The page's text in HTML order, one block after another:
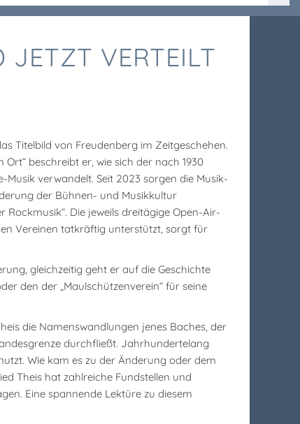
JETZT VERTEILT
Titelbild von Freudenberg im Zeitgeschehen.
beschreibt er, wie sich der nach 1930
verwandelt. Seit 2023 sorgen die Musik-
der Bühnen- und Musikkultur
Rockmusik“. Die jeweils dreitägige Open-Air-
Vereinen tatkräftig unterstützt, sorgt für
gleichzeitig geht er auf die Geschichte
den der „Maulschützenverein“ für seine
die Namenswandlungen jenes Baches, der
durchfließt. Jahrhundertelang
Wie kam es zu der Änderung oder dem
Theis hat zahlreiche Fundstellen und
Eine spannende Lektüre zu diesem